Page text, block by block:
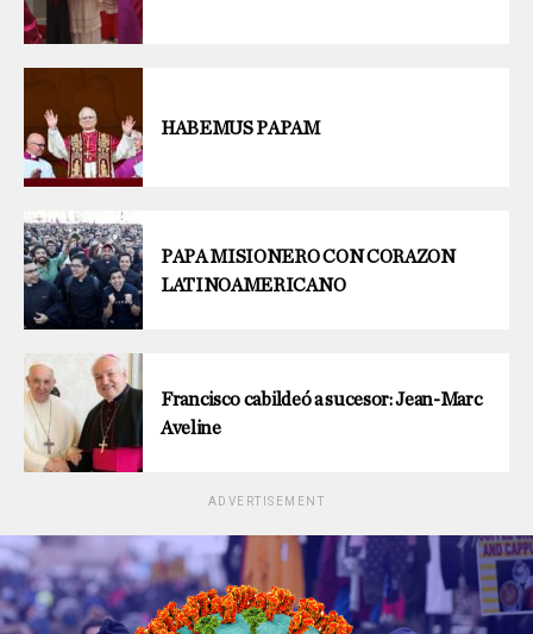
HABEMUS PAPAM
PAPA MISIONERO CON CORAZON
LATINOAMERICANO
Francisco cabildeó a sucesor: Jean-Marc
Aveline
ADVERTISEMENT